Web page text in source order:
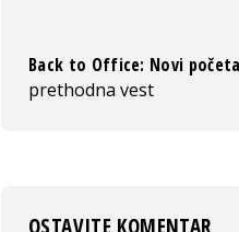
Back to Office: Novi
prethodna vest
OSTAVITE KOMENTAR